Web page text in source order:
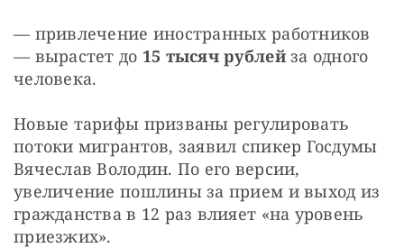
— привлечение иностранных работников
— вырастет до 15 тысяч рублей за одного
человека.
Новые тарифы призваны регулировать
потоки мигрантов, заявил спикер Госдумы
Вячеслав Володин. По его версии,
увеличение пошлины за прием и выход из
гражданства в 12 раз влияет «на уровень
приезжих».